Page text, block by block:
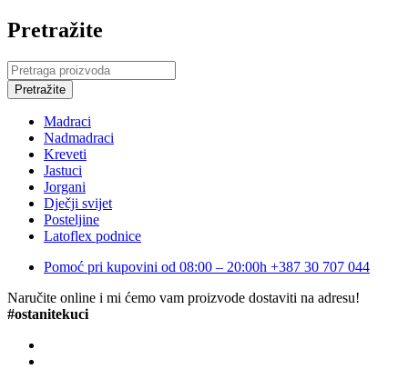
Pretražite
Madraci
Nadmadraci
Kreveti
Jastuci
Jorgani
Dječji svijet
Posteljine
Latoflex podnice
Pomoć pri kupovini od 08:00 – 20:00h +387 30 707 044
Naručite online i mi ćemo vam proizvode dostaviti na adresu!
#ostanitekuci